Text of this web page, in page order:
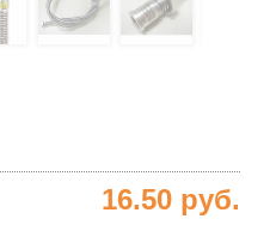
16.50 руб.